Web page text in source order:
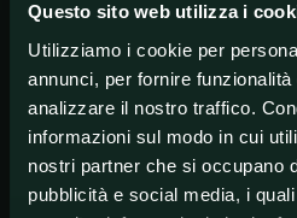
Questo sito web utilizza i
Utilizziamo i cookie per
annunci, per fornire
analizzare il nostro traffico.
informazioni sul modo in cui
nostri partner che si occupano
pubblicità e social media, i
favorito per vincere qualsiasi
prende parte, compresa la
giusto per dare una nuova
ambizione, abbiamo
mondo che è Messi. Per cui,
vincerla. Ma prima pensiamo
parla ancora di Lisbona".